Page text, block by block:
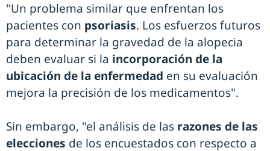
"Un problema similar que enfrentan los
pacientes con psoriasis. Los esfuerzos futuros
para determinar la gravedad de la alopecia
deben evaluar si la incorporación de la
ubicación de la enfermedad en su evaluación
mejora la precisión de los medicamentos".
Sin embargo, "el análisis de las razones de las
elecciones de los encuestados con respecto a